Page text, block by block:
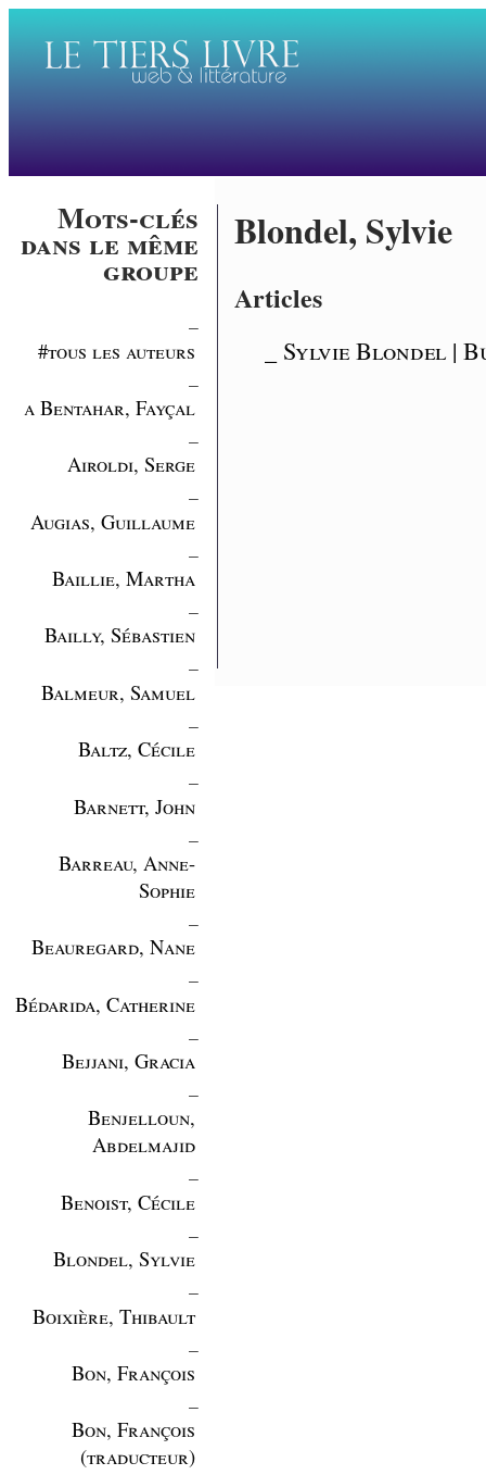
Mots-clés
dans le même
groupe
#tous les auteurs
a Bentahar, Fayçal
Airoldi, Serge
Augias, Guillaume
Baillie, Martha
Bailly, Sébastien
Balmeur, Samuel
Baltz, Cécile
Barnett, John
Barreau, Anne-
Sophie
Beauregard, Nane
Bédarida, Catherine
Bejjani, Gracia
Benjelloun,
Abdelmajid
Benoist, Cécile
Blondel, Sylvie
Boixière, Thibault
Bon, François
Bon, François
(traducteur)
Blondel, Sylvie
Articles
_ Sylvie Blondel |